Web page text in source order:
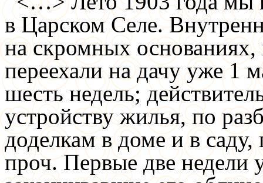
в Царском Селе.
на скромных
переехали на дачу уже 1
шесть недель;
устройству жилья, по
доделкам в доме и в
проч. Первые две недели